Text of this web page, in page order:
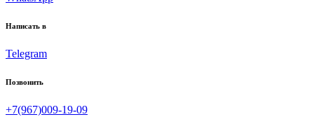
Написать в
Telegram
Позвонить
+7(967)009-19-09